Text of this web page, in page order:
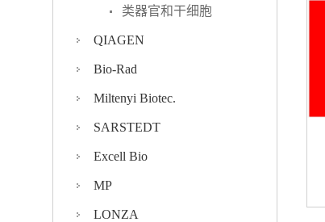
类器官和干细胞
QIAGEN
Bio-Rad
Miltenyi Biotec.
SARSTEDT
Excell Bio
MP
LONZA